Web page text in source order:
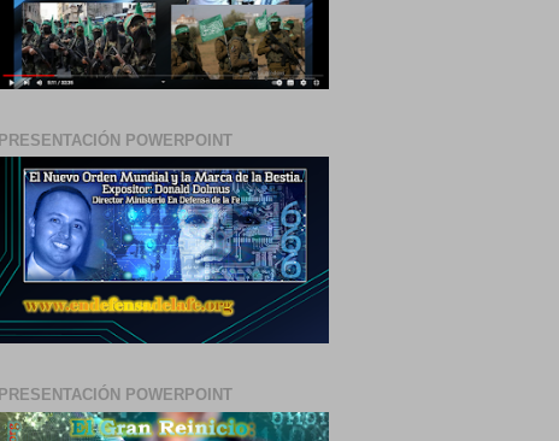
PRESENTACIÓN POWERPOINT
PRESENTACIÓN POWERPOINT